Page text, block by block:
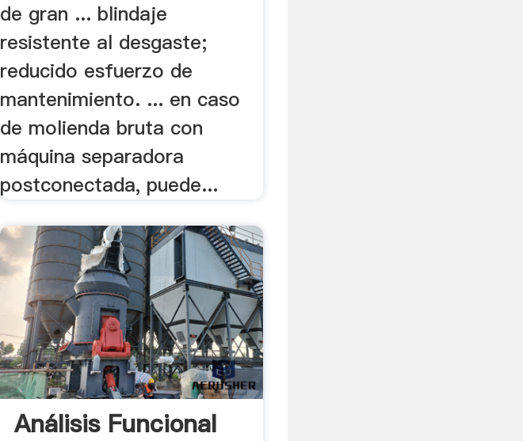
de gran ... blindaje
resistente al desgaste;
reducido esfuerzo de
mantenimiento. ... en caso
de molienda bruta con
máquina separadora
postconectada, puede...
Análisis Funcional